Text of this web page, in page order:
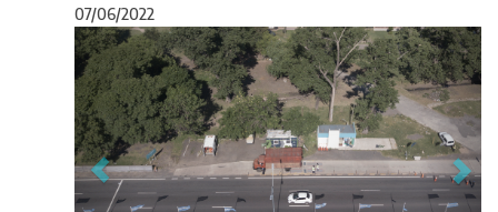
07/06/2022
Anterior